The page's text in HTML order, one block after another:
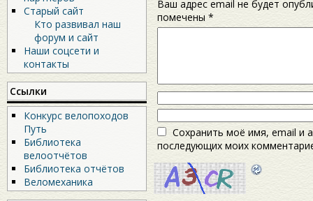
Старый сайт
Кто развивал наш
форум и сайт
Наши соцсети и
контакты
Ссылки
Конкурс велопоходов
Путь
Библиотека
велоотчётов
Библиотека отчётов
Веломеханика
Ваш адрес email не будет
помечены *
Сохранить моё имя, email и
последующих моих